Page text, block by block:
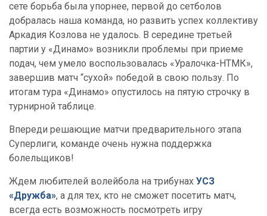
сете борьба была упорнее, первой до сетболов
добралась наша команда, но развить успех коллективу
Аркадия Козлова не удалось. В середине третьей
партии у «Динамо» возникли проблемы при приеме
подач, чем умело воспользовалась «Уралочка-НТМК»,
завершив матч “сухой» победой в свою пользу. По
итогам тура «Динамо» опустилось на пятую строчку в
турнирной таблице.
Впереди решающие матчи предварительного этапа
Суперлиги, команде очень нужна поддержка
болельщиков!
Ждем любителей волейбола на трибунах УСЗ
«Дружба», а для тех, кто не сможет посетить матч,
всегда есть возможность посмотреть игру